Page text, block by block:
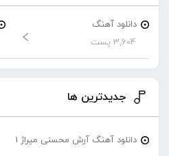
دانلود آهنگ
3,604 پست
جدیدترین ها
دانلود آهنگ آرش محسنی میراژ 1